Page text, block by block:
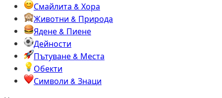
Смайлита & Хора
Животни & Природа
Ядене & Пиене
Дейности
Пътуване & Места
Обекти
Символи & Знаци